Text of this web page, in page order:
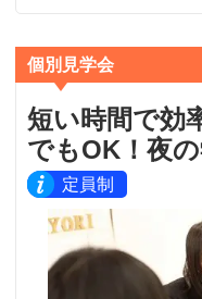
個別見学会
短い時間で効
でもOK！夜
定員制